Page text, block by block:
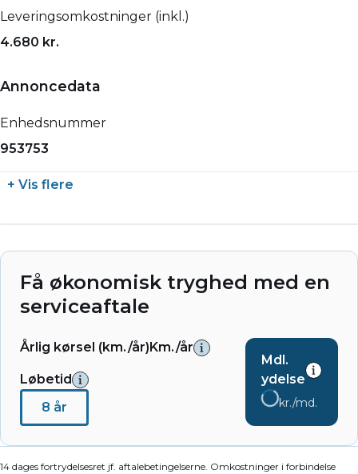
Leveringsomkostninger (inkl.)
4.680 kr.
Annoncedata
Enhedsnummer
953753
+ Vis flere
Få økonomisk tryghed med en
serviceaftale
Årlig kørsel (km./år)Km./år
Løbetid
8 år
Mdl.
ydelse
kr./md.
14 dages fortrydelsesret jf. aftalebetingelserne. Omkostninger i forbindelse